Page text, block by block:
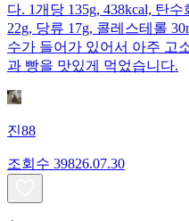
다. 1개당 135g, 438kcal, 탄
22g, 당류 17g, 콜레스테롤
수가 들어가 있어서 아주 고
과 빵을 맛있게 먹었습니다.
진88
조회수 39826.07.30